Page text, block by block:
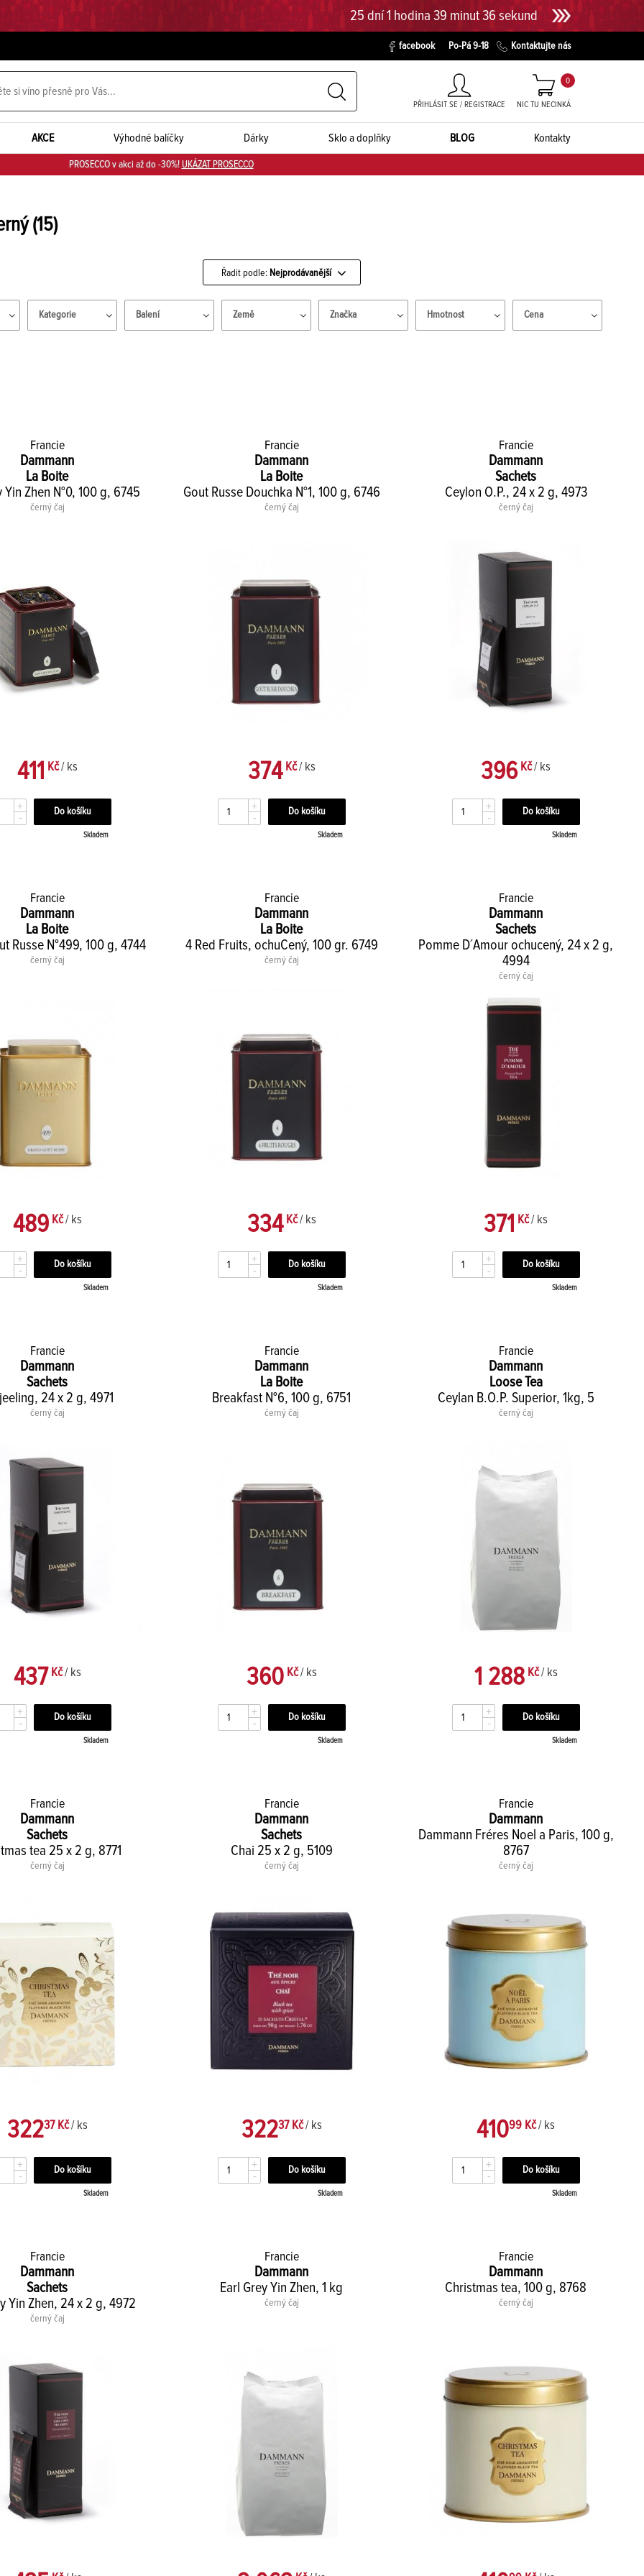
25 dní 1 hodina 39 minut 35 sekund
facebook Po-Pá 9-18 Kontaktujte nás
PŘIHLÁSIT SE / REGISTRACE NIC TU NECINKÁ
0
AKCE Výhodné balíčky Dárky Sklo a doplňky BLOG Kontakty
PROSECCO v akci až do -30%! UKÁZAT PROSECCO
(15)
Řadit podle: Nejprodávanější
Kategorie Balení Země Značka Hmotnost Cena
Francie
Dammann
La Boite
Yin Zhen N°0, 100 g, 6745
černý čaj
411 Kč/ ks
+
-
Skladem
Francie
Dammann
La Boite
Gout Russe Douchka N°1, 100 g, 6746
černý čaj
374 Kč/ ks
+
-
Skladem
Francie
Dammann
Sachets
Ceylon O.P., 24 x 2 g, 4973
černý čaj
396 Kč/ ks
+
-
Skladem
Francie
Dammann
La Boite
Russe N°499, 100 g, 4744
černý čaj
489Kč/ ks
+
-
Skladem
Francie
Dammann
La Boite
4 Red Fruits, ochuCený, 100 gr. 6749
černý čaj
334 Kč/ ks
+
-
Skladem
Francie
Dammann
Sachets
Pomme D´Amour ochucený, 24 x 2 g,
4994
černý čaj
371 Kč/ ks
+
-
Skladem
Francie
Dammann
Sachets
24 x 2 g, 4971
černý čaj
437Kč/ ks
+
-
Skladem
Francie
Dammann
La Boite
Breakfast N°6, 100 g, 6751
černý čaj
360Kč/ ks
+
-
Skladem
Francie
Dammann
Loose Tea
Ceylan B.O.P. Superior, 1kg, 5
černý čaj
1 288Kč/ ks
+
-
Skladem
Francie
Dammann
Sachets
tea 25 x 2 g, 8771
černý čaj
32237 Kč/ ks
+
-
Skladem
Francie
Dammann
Sachets
Chai 25 x 2 g, 5109
černý čaj
32237 Kč/ ks
+
-
Skladem
Francie
Dammann
Dammann Fréres Noel a Paris, 100 g,
8767
černý čaj
41099 Kč/ ks
+
-
Skladem
Francie
Dammann
Sachets
Yin Zhen, 24 x 2 g, 4972
černý čaj
Francie
Dammann
Earl Grey Yin Zhen, 1 kg
černý čaj
Francie
Dammann
Christmas tea, 100 g, 8768
černý čaj